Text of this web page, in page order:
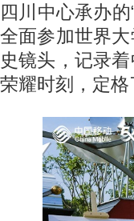
四川中心承办
全面参加世界
史镜头，记录
荣耀时刻，定